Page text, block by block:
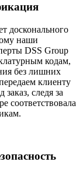
досконального
наши
DSS Group
кодам,
без лишних
клиенту
следя за
соответствовала